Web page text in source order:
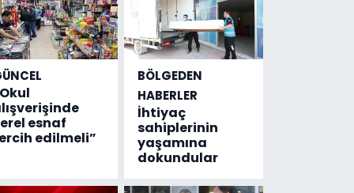
esnaf
edilmeli”
BÖLGEDEN
HABERLER
İhtiyaç
sahiplerinin
yaşamına
dokundular